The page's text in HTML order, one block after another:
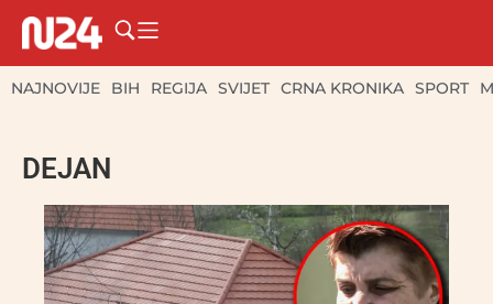
NAJNOVIJE BIH REGIJA SVIJET CRNA KRONIKA SPORT
DEJAN